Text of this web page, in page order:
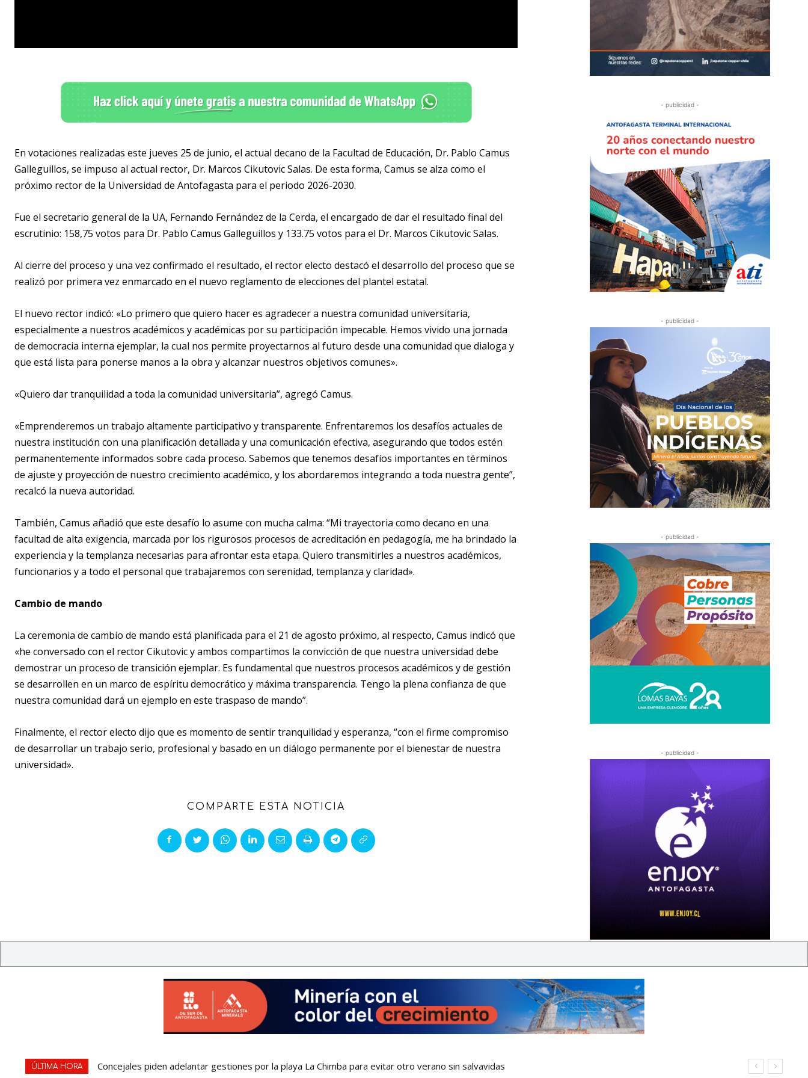
En votaciones realizadas este jueves 25 de junio, el actual decano de la Facultad de Educación, Dr. Pablo Camus
Galleguillos, se impuso al actual rector, Dr. Marcos Cikutovic Salas. De esta forma, Camus se alza como el
próximo rector de la Universidad de Antofagasta para el periodo 2026-2030.
Fue el secretario general de la UA, Fernando Fernández de la Cerda, el encargado de dar el resultado final del
escrutinio: 158,75 votos para Dr. Pablo Camus Galleguillos y 133.75 votos para el Dr. Marcos Cikutovic Salas.
Al cierre del proceso y una vez confirmado el resultado, el rector electo destacó el desarrollo del proceso que se
realizó por primera vez enmarcado en el nuevo reglamento de elecciones del plantel estatal.
El nuevo rector indicó: «Lo primero que quiero hacer es agradecer a nuestra comunidad universitaria,
especialmente a nuestros académicos y académicas por su participación impecable. Hemos vivido una jornada
de democracia interna ejemplar, la cual nos permite proyectarnos al futuro desde una comunidad que dialoga y
que está lista para ponerse manos a la obra y alcanzar nuestros objetivos comunes».
«Quiero dar tranquilidad a toda la comunidad universitaria”, agregó Camus.
«Emprenderemos un trabajo altamente participativo y transparente. Enfrentaremos los desafíos actuales de
nuestra institución con una planificación detallada y una comunicación efectiva, asegurando que todos estén
permanentemente informados sobre cada proceso. Sabemos que tenemos desafíos importantes en términos
de ajuste y proyección de nuestro crecimiento académico, y los abordaremos integrando a toda nuestra gente”,
recalcó la nueva autoridad.
También, Camus añadió que este desafío lo asume con mucha calma: “Mi trayectoria como decano en una
facultad de alta exigencia, marcada por los rigurosos procesos de acreditación en pedagogía, me ha brindado la
experiencia y la templanza necesarias para afrontar esta etapa. Quiero transmitirles a nuestros académicos,
funcionarios y a todo el personal que trabajaremos con serenidad, templanza y claridad».
Cambio de mando
La ceremonia de cambio de mando está planificada para el 21 de agosto próximo, al respecto, Camus indicó que
«he conversado con el rector Cikutovic y ambos compartimos la convicción de que nuestra universidad debe
demostrar un proceso de transición ejemplar. Es fundamental que nuestros procesos académicos y de gestión
se desarrollen en un marco de espíritu democrático y máxima transparencia. Tengo la plena confianza de que
nuestra comunidad dará un ejemplo en este traspaso de mando”.
Finalmente, el rector electo dijo que es momento de sentir tranquilidad y esperanza, “con el firme compromiso
de desarrollar un trabajo serio, profesional y basado en un diálogo permanente por el bienestar de nuestra
universidad».
COMPARTE ESTA NOTICIA
- publicidad -
- publicidad -
- publicidad -
- publicidad -